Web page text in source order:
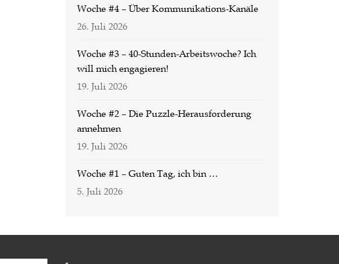
Woche #4 – Über Kommunikations-Kanäle
26. Juli 2026
Woche #3 – 40-Stunden-Arbeitswoche? Ich
will mich engagieren!
19. Juli 2026
Woche #2 – Die Puzzle-Herausforderung
annehmen
19. Juli 2026
Woche #1 – Guten Tag, ich bin …
5. Juli 2026